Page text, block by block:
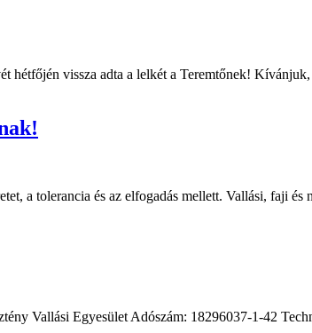
vissza adta a lelkét a Teremtőnek!
a tolerancia és az elfogadás mellett. Vallási, faji
Vallási Egyesület Adószám: 18296037-1-42